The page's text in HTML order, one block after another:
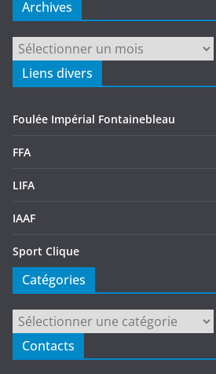
Archives
Archives
Liens divers
Foulée Impérial Fontainebleau
FFA
LIFA
IAAF
Sport Clique
Catégories
Catégories
Contacts